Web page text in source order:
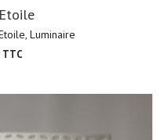
, Luminaire
TTC